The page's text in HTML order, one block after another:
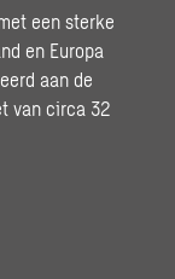
een sterke
en Europa
aan de
van circa 32